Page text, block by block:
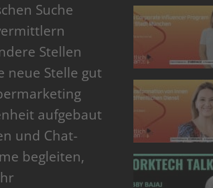
Suche
Stellen
neue Stelle gut
aufgebaut
und Chat-
begleiten,